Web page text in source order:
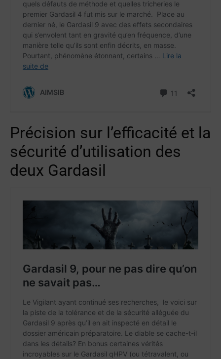
Précision sur l’efficacité et la
sécurité d’utilisation des
deux Gardasil